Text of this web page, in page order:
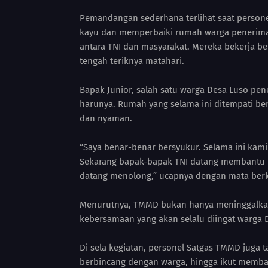
Pemandangan sederhana terlihat saat
kayu dan memperbaiki rumah warga
antara TNI dan masyarakat. Mereka bekerja
tengah teriknya matahari.
Bapak Junior, salah satu warga Desa Luso
harunya. Rumah yang selama ini ditempati
dan nyaman.
“Saya benar-benar bersyukur. Selama ini
Sekarang bapak-bapak TNI datang
datang menolong,” ucapnya dengan mata
Menurutnya, TMMD bukan hanya
kebersamaan yang akan selalu diingat warga
Di sela kegiatan, personel Satgas TMMD
berbincang dengan warga, hingga ikut